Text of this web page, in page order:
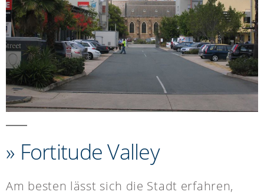
» Fortitude Valley
Am besten lässt sich die Stadt erfahren,